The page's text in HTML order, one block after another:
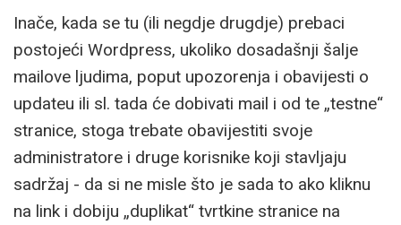
Inače, kada se tu (ili negdje drugdje) prebaci
postojeći Wordpress, ukoliko dosadašnji šalje
mailove ljudima, poput upozorenja i obavijesti o
updateu ili sl. tada će dobivati mail i od te „testne“
stranice, stoga trebate obavijestiti svoje
administratore i druge korisnike koji stavljaju
sadržaj - da si ne misle što je sada to ako kliknu
na link i dobiju „duplikat“ tvrtkine stranice na